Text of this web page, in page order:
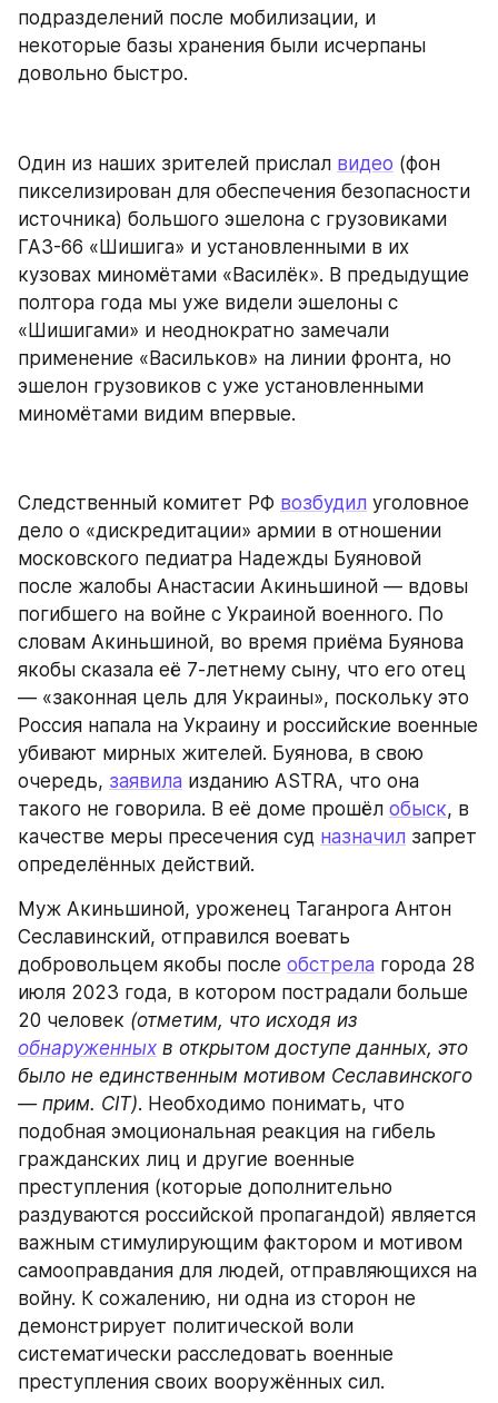
подразделений после мобилизации, и
некоторые базы хранения были исчерпаны
довольно быстро.
Один из наших зрителей прислал видео (фон
пикселизирован для обеспечения безопасности
источника) большого эшелона с грузовиками
ГАЗ-66 «Шишига» и установленными в их
кузовах миномётами «Василёк». В предыдущие
полтора года мы уже видели эшелоны с
«Шишигами» и неоднократно замечали
применение «Васильков» на линии фронта, но
эшелон грузовиков с уже установленными
миномётами видим впервые.
Следственный комитет РФ возбудил уголовное
дело о «дискредитации» армии в отношении
московского педиатра Надежды Буяновой
после жалобы Анастасии Акиньшиной — вдовы
погибшего на войне с Украиной военного. По
словам Акиньшиной, во время приёма Буянова
якобы сказала её 7-летнему сыну, что его отец
— «законная цель для Украины», поскольку это
Россия напала на Украину и российские военные
убивают мирных жителей. Буянова, в свою
очередь, заявила изданию ASTRA, что она
такого не говорила. В её доме прошёл обыск, в
качестве меры пресечения суд назначил запрет
определённых действий.
Муж Акиньшиной, уроженец Таганрога Антон
Сеславинский, отправился воевать
добровольцем якобы после обстрела города 28
июля 2023 года, в котором пострадали больше
20 человек
обнаруженных в открытом доступе данных, это
было не единственным мотивом Сеславинского
— прим. CIT). Необходимо понимать, что
подобная эмоциональная реакция на гибель
гражданских лиц и другие военные
преступления (которые дополнительно
раздуваются российской пропагандой) является
важным стимулирующим фактором и мотивом
самооправдания для людей, отправляющихся на
войну. К сожалению, ни одна из сторон не
демонстрирует политической воли
систематически расследовать военные
преступления своих вооружённых сил.